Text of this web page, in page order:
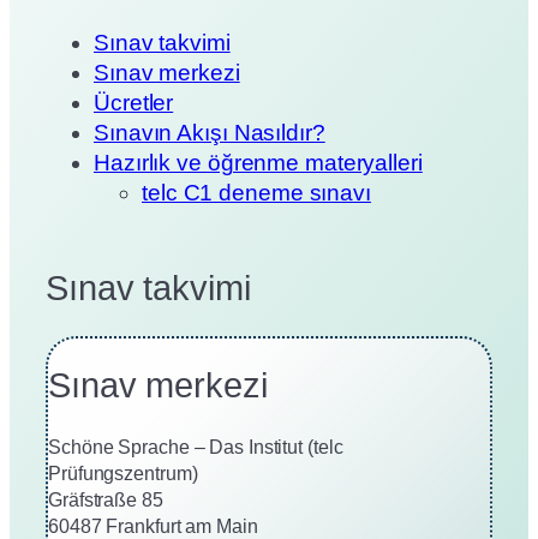
Sınav takvimi
Sınav merkezi
Ücretler
Sınavın Akışı Nasıldır?
Hazırlık ve öğrenme materyalleri
telc C1 deneme sınavı
Sınav takvimi
Sınav merkezi
Schöne Sprache – Das Institut (telc
Prüfungszentrum)
Gräfstraße 85
60487 Frankfurt am Main